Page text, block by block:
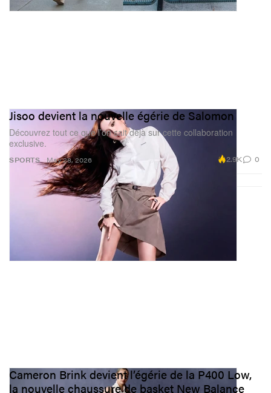
SPORTS
Jisoo devient la nouvelle égérie de Salomon
Découvrez tout ce que l’on sait déjà sur cette collaboration
exclusive.
May 28, 2026 2.9K 0
Cameron Brink devient l’égérie de la P400 Low,
la nouvelle chaussure de basket New Balance